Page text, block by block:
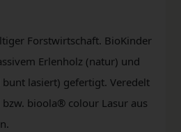
Forstwirtschaft. BioKinder
Erlenholz (natur) und
lasiert) gefertigt. Veredelt
bioola® colour Lasur aus